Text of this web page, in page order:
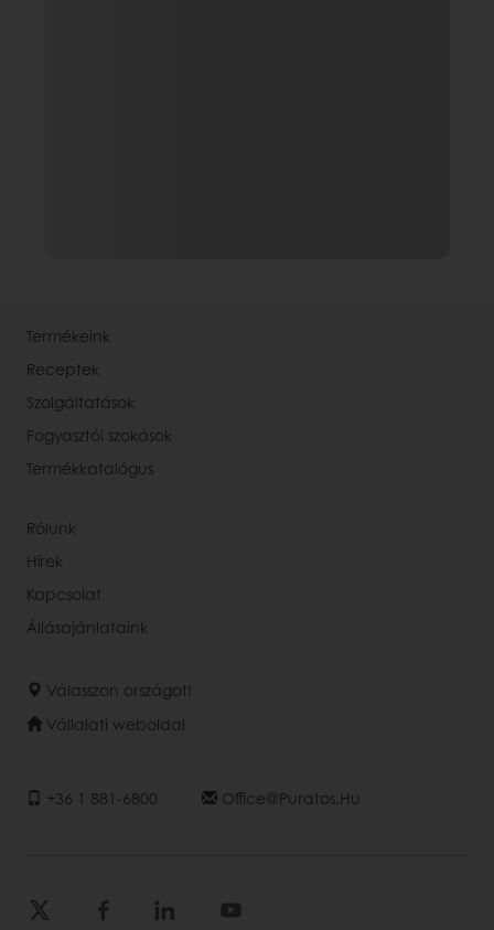
Termékeink
Receptek
Szolgáltatások
Fogyasztói szokások
Termékkatalógus
Rólunk
Hírek
Kapcsolat
Állásajánlataink
Válasszon országot!
Vállalati weboldal
+36 1 881-6800 Office@puratos.hu